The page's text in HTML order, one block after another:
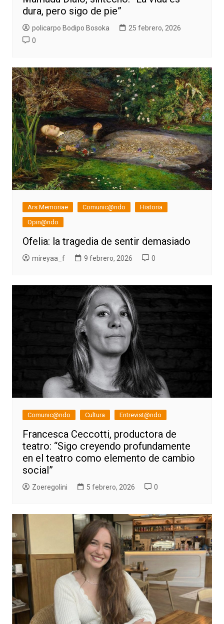
dura, pero sigo de pie”
policarpo Bodipo Bosoka
25 febrero, 2026
0
Ars Memoriae Comunic@ndo
Historia
Opin@ndo
Ofelia: la tragedia de sentir demasiado
mireyaa_f 9 febrero, 2026 0
Comunic@ndo Cultura Entrevist@ndo
Francesca Ceccotti, productora de
teatro: “Sigo creyendo profundamente
en el teatro como elemento de cambio
social”
Zoeregolini 5 febrero, 2026 0